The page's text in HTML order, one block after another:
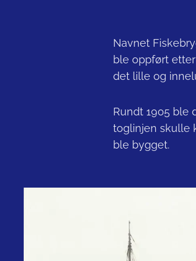
Navnet
ble oppført
det lille og
Rundt 1905 ble
toglinjen skulle
ble bygget.